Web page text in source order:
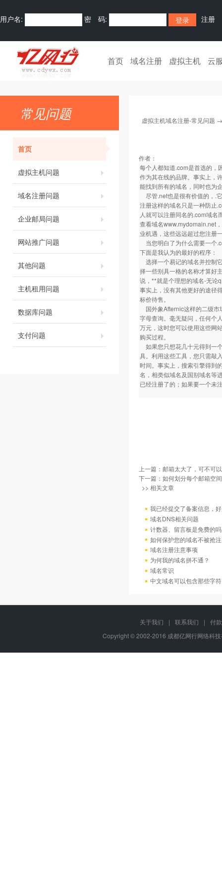
用户名: 密 码: 注册
首页 域名注册 虚拟主机 云
常见问题
首页
虚拟主机问题
域名注册问题
企业邮局问题
网站推广问题
其他问题
主机租用问题
数据库问题
支付问题
虚拟主机域名注册-常见问题
作者：
每个人都知道.com是首选的，
作为其在线的品牌。事实上，
能找到所有的域名，同时也为
尽管.net也是很有价值的，.
注册这样的域名只是一种防止
人就可以注册同名的.com域
查看域名www.mydomain.net
业机遇，这些远远超过您注册
当您明白了为什么需要一个
下面是我认为的最好的程序：
选择一个易记的域名并控制
择一些别具一格的名称才算好
说，**就是个理想的域名-无论
事实上，没有其他更好的途径
标价待售。
国外象Afternic这样的二级市
字母查询。毫无疑问，任何个
万元，这时您可以使用这些网
购买过程。
如果您只想花几十元得到一
具。利用这些工具，您只需敲
时间。事实上，搜索引擎得到
名，相类似域名及国别域名等
已经注册了的；如果要一个未
上一篇： 邮箱太大了，可不可
下一篇： 如何划分每个邮箱空
>> 相关文章
我已经提交了备案信息，
域名DNS相关问题
计数器、留言板是免费的
如何保护您的域名不被抢注
域名注册注意事项
为何我的域名拼不通？
域名常识
中文域名可以包含那些字
关于我们 | 联系我们 |
付
Copyright © 2002-2016 成都亿网行网络科